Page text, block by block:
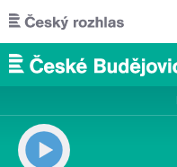
Přejít k hlavnímu obsahu